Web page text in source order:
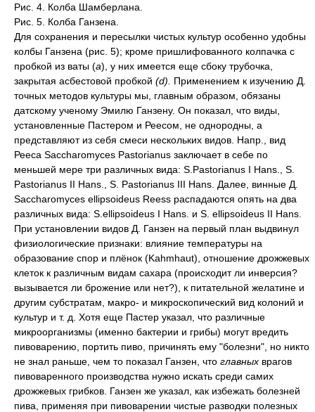
Рис. 4. Колба Шамберлана.
Рис. 5. Колба Ганзена.
Для сохранения и пересылки чистых культур особенно удобны
колбы Ганзена (рис. 5); кроме пришлифованного колпачка с
пробкой из ваты (а), у них имеется еще сбоку трубочка,
закрытая асбестовой пробкой (d).
Применением к изучению Д.
точных методов культуры мы, главным образом, обязаны
датскому ученому Эмилю Ганзену. Он показал, что виды,
установленные Пастером и Реесом, не однородны, а
представляют из себя смеси нескольких видов. Напр., вид
Рееса Saccharomyces Pastorianus заключает в себе по
меньшей мере три различных вида: S.Pastorianus I Hans., S.
Pastorianus II Hans., S. Pastorianus III Hans. Далее, винные Д.
Saccharomyces ellipsoideus Reess распадаются опять на два
различных вида: S.ellipsoideus I Hans. и S. ellipsoideus II Hans.
При установлении видов Д. Ганзен на первый план выдвинул
физиологические признаки: влияние температуры на
образование спор и плёнок (Kahmhaut), отношение дрожжевых
клеток к различным видам сахара (происходит ли инверсия?
вызывается ли брожение или нет?), к питательной желатине и
другим субстратам, макро- и микроскопический вид колоний и
культур и т. д. Хотя еще Пастер указал, что различные
микроорганизмы (именно бактерии и грибы) могут вредить
пивоварению, портить пиво, причинять ему "болезни", но никто
не знал раньше, чем то показал Ганзен, что главных врагов
пивоваренного производства нужно искать среди самих
дрожжевых грибков. Ганзен же указал, как избежать болезней
пива, применяя при пивоварении чистые разводки полезных